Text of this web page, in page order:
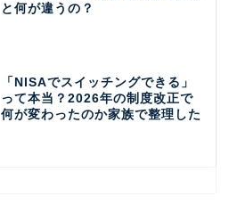
と何が違うの？
「NISAでスイッチングできる」
って本当？2026年の制度改正で
何が変わったのか家族で整理した